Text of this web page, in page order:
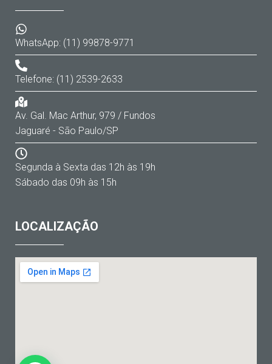
WhatsApp: (11) 99878-9771
Telefone: (11) 2539-2633
Av. Gal. Mac Arthur, 979 / Fundos
Jaguaré - São Paulo/SP
Segunda à Sexta das 12h às 19h
Sábado das 09h às 15h
LOCALIZAÇÃO